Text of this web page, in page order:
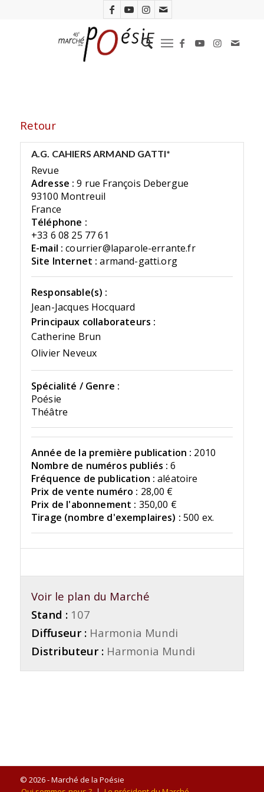
Retour
A.G. CAHIERS ARMAND GATTI*
Revue
Adresse : 9 rue François Debergue
93100 Montreuil
France
Téléphone :
+33 6 08 25 77 61
E-mail : courrier@laparole-errante.fr
Site Internet : armand-gatti.org
Responsable(s) :
Jean-Jacques Hocquard
Principaux collaborateurs :
Catherine Brun
Olivier Neveux
Spécialité / Genre :
Poésie
Théâtre
Année de la première publication : 2010
Nombre de numéros publiés : 6
Fréquence de publication : aléatoire
Prix de vente numéro : 28,00 €
Prix de l'abonnement : 350,00 €
Tirage (nombre d'exemplaires) : 500 ex.
Voir le plan du Marché
Stand : 107
Diffuseur : Harmonia Mundi
Distributeur : Harmonia Mundi
© 2026 - Marché de la Poésie